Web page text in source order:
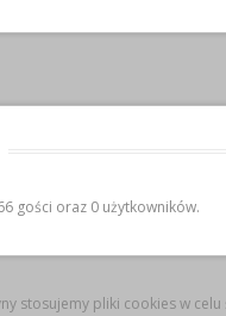
gości oraz 0 użytkowników.
stosujemy pliki cookies w celu